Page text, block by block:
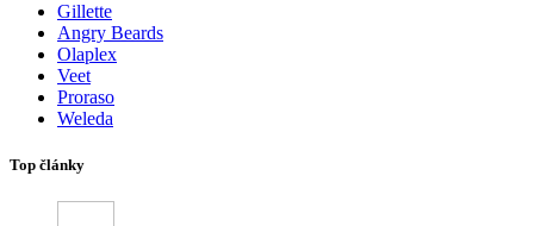
Gillette
Angry Beards
Olaplex
Veet
Proraso
Weleda
Top články